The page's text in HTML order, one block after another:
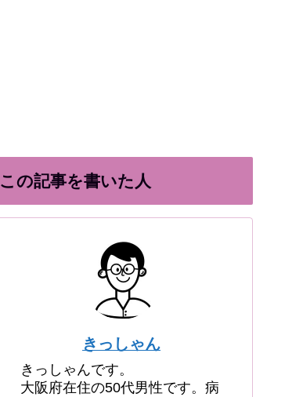
この記事を書いた人
きっしゃん
きっしゃんです。
大阪府在住の50代男性です。病